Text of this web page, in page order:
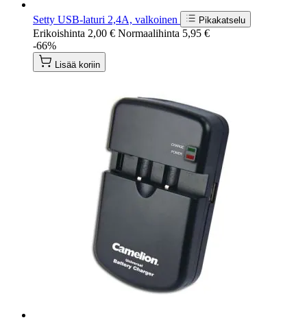
Setty USB-laturi 2,4A, valkoinen Pikakatselu
Erikoishinta 2,00 € Normaalihinta 5,95 €
-66%
Lisää koriin